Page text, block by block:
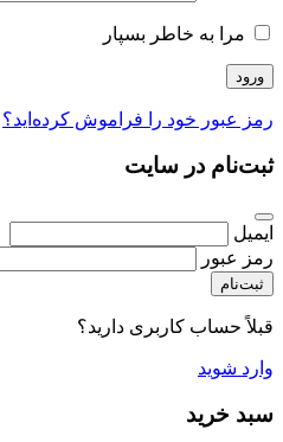
مرا به خاطر بسپار
رمز عبور خود را فراموش کرده‌اید؟
ثبت‌نام در سایت
ایمیل
رمز عبور
ثبت‌نام
قبلاً حساب کاربری دارید؟
وارد شوید
سبد خرید